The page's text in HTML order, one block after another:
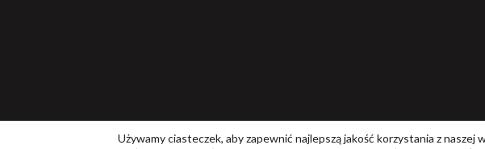
Używamy ciasteczek, aby zapewnić najlepszą jakość korzystania z naszej